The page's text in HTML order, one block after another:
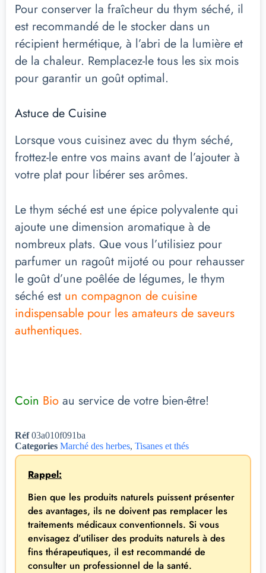
Pour conserver la fraîcheur du thym séché, il
est recommandé de le stocker dans un
récipient hermétique, à l’abri de la lumière et
de la chaleur. Remplacez-le tous les six mois
pour garantir un goût optimal.
Astuce de Cuisine
Lorsque vous cuisinez avec du thym séché,
frottez-le entre vos mains avant de l’ajouter à
votre plat pour libérer ses arômes.
Le thym séché est une épice polyvalente qui
ajoute une dimension aromatique à de
nombreux plats. Que vous l’utilisiez pour
parfumer un ragoût mijoté ou pour rehausser
le goût d’une poêlée de légumes, le thym
séché est un compagnon de cuisine
indispensable pour les amateurs de saveurs
authentiques.
Coin Bio au service de votre bien-être!
Réf03a010f091ba
Categories Marché des herbes, Tisanes et thés
Rappel:
Bien que les produits naturels puissent présenter
des avantages, ils ne doivent pas remplacer les
traitements médicaux conventionnels. Si vous
envisagez d’utiliser des produits naturels à des
fins thérapeutiques, il est recommandé de
consulter un professionnel de la santé.